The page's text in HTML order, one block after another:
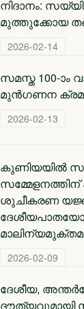
നിദാനം:
മുത്തുക്കോയ
2026-02-14
സമസ്ത 100-ാം
മുൻഗണന
2026-02-13
കുണിയയിൽ
സമ്മേളനത്തിന്
ശുചീകരണ
2026-02-09
ദേശീയ,
ദൗത്യവുമായി